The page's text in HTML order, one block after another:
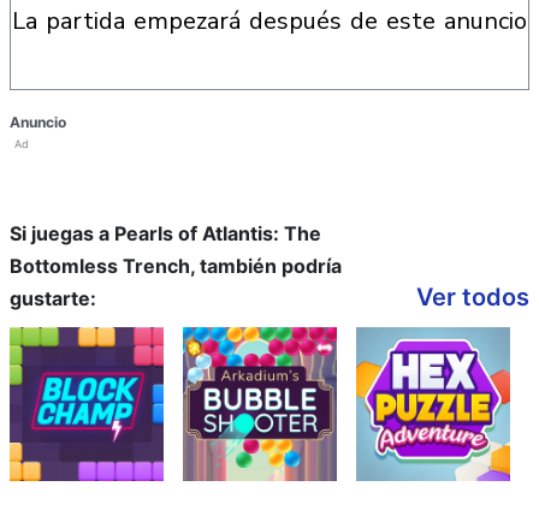
la partida empezará después de este anuncio
Anuncio
Ad
Si juegas a Pearls of Atlantis: The
Bottomless Trench, también podría
gustarte:
Ver todos